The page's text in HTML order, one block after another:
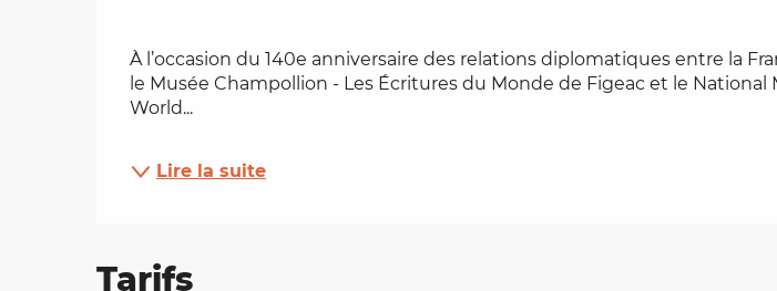
À l’occasion du 140e anniversaire des relations diplomatiques entre la
le Musée Champollion - Les Écritures du Monde de Figeac et le National
World...
Lire la suite
Tarifs